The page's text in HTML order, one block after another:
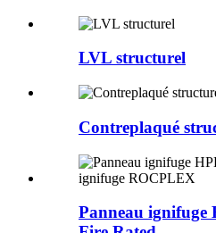
LVL structurel
Contreplaqué
Panneau